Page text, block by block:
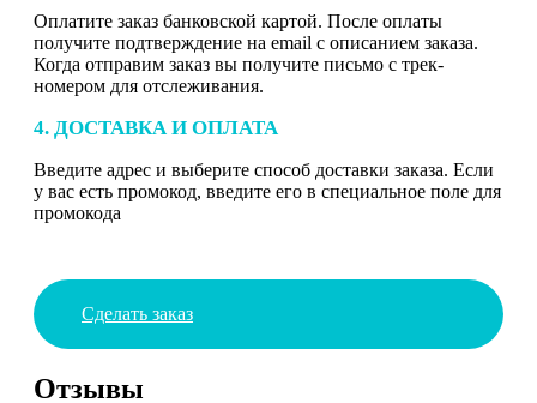
Оплатите заказ банковской картой. После оплаты
получите подтверждение на email с описанием заказа.
Когда отправим заказ вы получите письмо с трек-
номером для отслеживания.
4. ДОСТАВКА И ОПЛАТА
Введите адрес и выберите способ доставки заказа. Если
у вас есть промокод, введите его в специальное поле для
промокода
Сделать заказ
Отзывы